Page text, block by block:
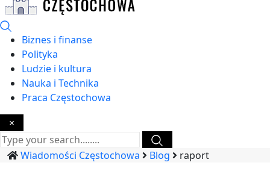
Biznes i finanse
Polityka
Ludzie i kultura
Nauka i Technika
Praca Częstochowa
×
Wiadomości Częstochowa Blog raport